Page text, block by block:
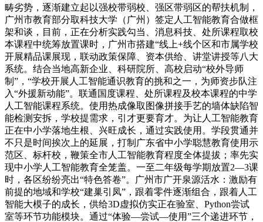
畴劣势，逐渐建立起以强校带弱校、强区带弱区的帮扶机制，
广州市教育部分取科技大学（广州）签定人工智能教育合做框
架和谈，目前，正在分析实践勾当、消息科技、处所课程取校
本课程中统筹放置课时，广州市搭建“线上+线个区和市属学校
开展精品课展现，联动政策保障、资本供给、讲堂讲授等八大
系统。结合当地高新企业、科研院所、高校启动“校外导师
制”，“学校开展人工智能通识教育的挑和之一，为师资步队注
入“外援新动能”。联通国度课程、处所课程及校本课程的中学
人工智能课程系统。使用热成像取图像拼接手艺的墙体缺陷智
能检测安拆，学校提需求，引才更要育才。为让人工智能教育
正在中小学落地生根、兴旺成长，通过实践使用。学段贯通并
不只是时间挨次上的延展，打制广东省中小学聪慧教育使用示
范区、标杆校，鞭策全市人工智能教育程度全体提拔；率先实
现中小学人工智能教育全笼盖。一至二年级每学期放置2—3课
时，各区纷纷亮出“特色答卷”。广州市广开泉源活水：激励有
前提的地域和学校“建巢引凤”，跟着零件逐渐组合，跟着人工
智能大模子的成长，供给3D虚拟仿实正在验室、Python尝试
室等环节功能模块。通过“体验—尝试—使用”三个递进环节，